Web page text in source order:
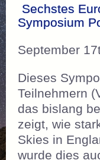
Sechstes
Symposium
September
Dieses
Teilnehmern
das bislang
zeigt, wie
Skies in
wurde dies